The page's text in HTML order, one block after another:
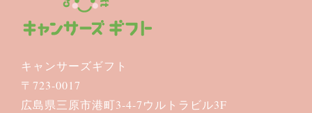
キャンサーズギフト
〒723-0017
広島県三原市港町3-4-7ウルトラビル3F